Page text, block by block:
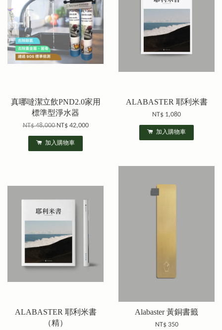
真哪噠潔立飲PND2.0家用
標準型淨水器
NT$ 48,000NT$ 42,000
加入購物車
ALABASTER 耶利米書
NT$ 1,080
加入購物車
ALABASTER 耶利米書
（精）
Alabaster 黃銅書籤
NT$ 350